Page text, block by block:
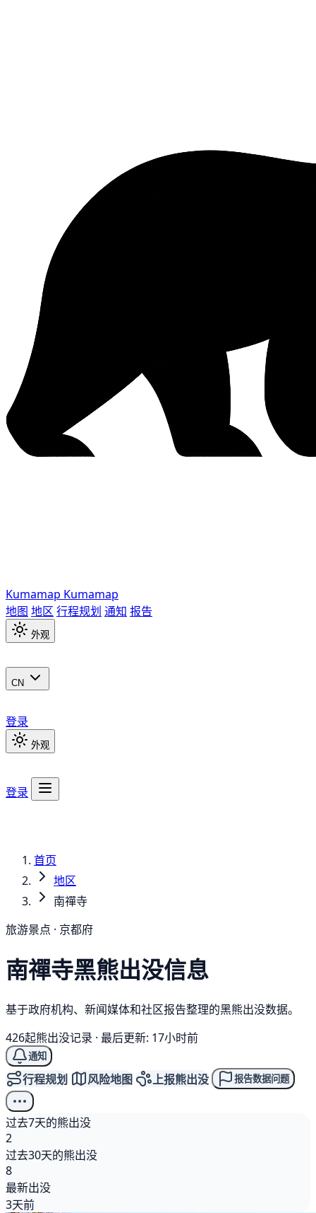
Kumamap Kumamap
地图 地区 行程规划 通知 报告
外观
CN
登录
外观
登录
首页
地区
南禪寺
旅游景点 · 京都府
南禪寺黑熊出没信息
基于政府机构、新闻媒体和社区报告整理的黑熊出没数据。
426起熊出没记录 · 最后更新: 17小时前
通知
行程规划 风险地图 上报熊出没 报告数据问题
过去7天的熊出没
2
过去30天的熊出没
8
最新出没
3天前